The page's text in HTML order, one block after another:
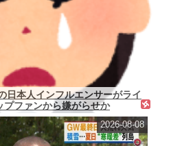
日本人インフルエンサーがライ
プファンから嫌がらせか
2026-08-08